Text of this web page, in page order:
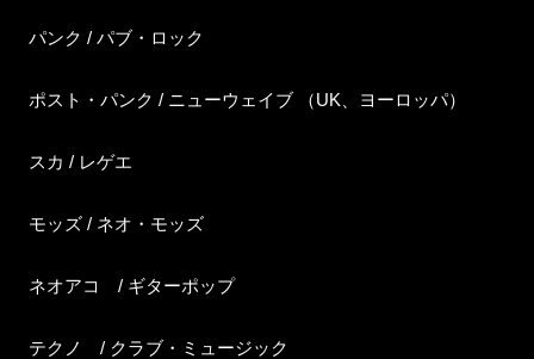
パンク / パブ・ロック
ポスト・パンク / ニューウェイブ （UK、ヨーロッパ）
スカ / レゲエ
モッズ / ネオ・モッズ
ネオアコ / ギターポップ
テクノ / クラブ・ミュージック